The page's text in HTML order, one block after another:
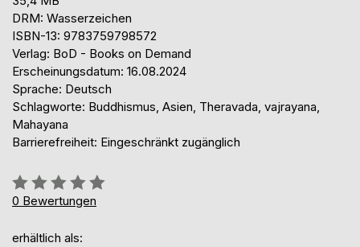
DRM: Wasserzeichen
ISBN-13: 9783759798572
Verlag: BoD - Books on Demand
Erscheinungsdatum: 16.08.2024
Sprache: Deutsch
Schlagworte: Buddhismus, Asien, Theravada, vajrayana,
Mahayana
Barrierefreiheit: Eingeschränkt zugänglich
Bewertung::
0%
0 Bewertungen
erhältlich als: